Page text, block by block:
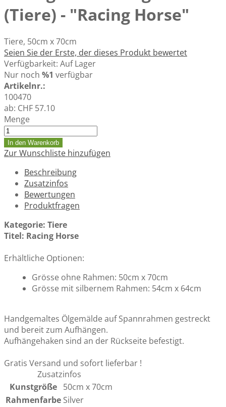
(Tiere) - "Racing Horse"
Tiere, 50cm x 70cm
Seien Sie der Erste, der dieses Produkt bewertet
Verfügbarkeit: Auf Lager
Nur noch %1 verfügbar
Artikelnr.:
100470
ab: CHF 57.10
Menge
In den Warenkorb
Zur Wunschliste hinzufügen
Beschreibung
Zusatzinfos
Bewertungen
Produktfragen
Kategorie: Tiere
Titel: Racing Horse
Erhältliche Optionen:
Grösse ohne Rahmen: 50cm x 70cm
Grösse mit silbernem Rahmen: 54cm x 64cm
Handgemaltes Ölgemälde auf Spannrahmen gestreckt
und bereit zum Aufhängen.
Aufhängehaken sind an der Rückseite befestigt.
Gratis Versand und sofort lieferbar !
Zusatzinfos
Kunstgröße 50cm x 70cm
Rahmenfarbe Silver